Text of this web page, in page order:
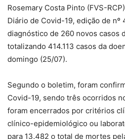
Rosemary Costa Pinto (FVS-
Diário de Covid-19, edição de nº
diagnóstico de 260 novos casos
totalizando 414.113 casos da
domingo (25/07).
Segundo o boletim, foram
Covid-19, sendo três ocorridos
foram encerrados por critérios
clínico-epidemiológico ou
para 13.482 o total de mortes